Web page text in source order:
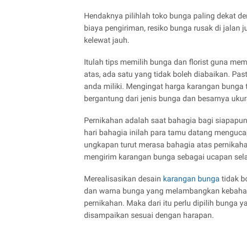
Hendaknya pilihlah toko bunga paling dekat
biaya pengiriman, resiko bunga rusak di
kelewat jauh.
Itulah tips memilih bunga dan florist guna
atas, ada satu yang tidak boleh diabaikan.
anda miliki. Mengingat harga karangan
bergantung dari jenis bunga dan besarnya
Pernikahan adalah saat bahagia bagi
hari bahagia inilah para tamu datang
ungkapan turut merasa bahagia atas
mengirim karangan bunga sebagai ucapan
Merealisasikan desain karangan bunga tidak
dan warna bunga yang melambangkan
pernikahan. Maka dari itu perlu dipilih bunga
disampaikan sesuai dengan harapan.